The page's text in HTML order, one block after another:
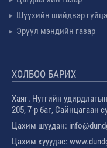
Шүүхийн шийдвэр
Эрүүл мэндийн газар
ХОЛБОО БАРИХ
Хаяг. Нутгийн
205, 7-р баг, Сайнцагаан
Цахим шуудан:
Цахим хууудас: